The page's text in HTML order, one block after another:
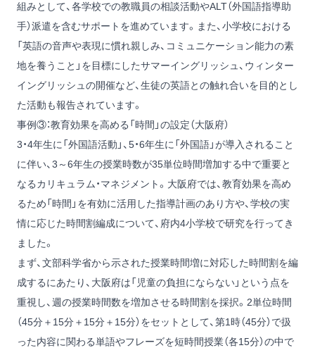
組みとして、各学校での教職員の相談活動やALT（外国語指導助
手）派遣を含むサポートを進めています。また、小学校における
「英語の音声や表現に慣れ親しみ、コミュニケーション能力の素
地を養うこと」を目標にしたサマーイングリッシュ、ウィンター
イングリッシュの開催など、生徒の英語との触れ合いを目的とし
た活動も報告されています。
事例③：教育効果を高める「時間」の設定（大阪府）
3・4年生に「外国語活動」、5・6年生に「外国語」が導入されること
に伴い、3～6年生の授業時数が35単位時間増加する中で重要と
なるカリキュラム・マネジメント。大阪府では、教育効果を高め
るため「時間」を有効に活用した指導計画のあり方や、学校の実
情に応じた時間割編成について、府内4小学校で研究を行ってき
ました。
まず、文部科学省から示された授業時間増に対応した時間割を編
成するにあたり、大阪府は「児童の負担にならない」という点を
重視し、週の授業時間数を増加させる時間割を採択。2単位時間
（45分＋15分＋15分＋15分）をセットとして、第1時（45分）で扱
った内容に関わる単語やフレーズを短時間授業（各15分）の中で